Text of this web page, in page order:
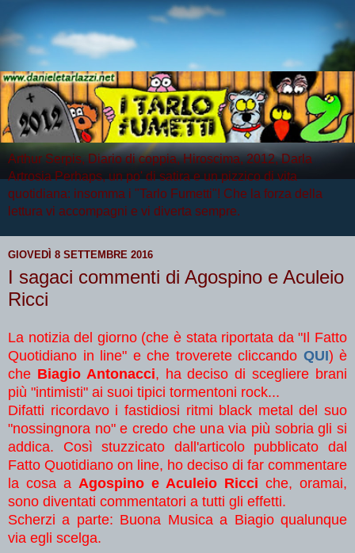
Arthur Serpis, Diario di coppia, Hiroscima, 2012, Darla
Artrosia Perhaps, un po' di satira e un pizzico di vita
quotidiana: insomma i "Tarlo Fumetti"! Che la forza della
lettura vi accompagni e vi diverta sempre.
GIOVEDÌ 8 SETTEMBRE 2016
I sagaci commenti di Agospino e Aculeio
Ricci
La notizia del giorno (che è stata riportata da "Il Fatto
Quotidiano in line" e che troverete cliccando QUI) è
che Biagio Antonacci, ha deciso di scegliere brani
più "intimisti" ai suoi tipici tormentoni rock...
Difatti ricordavo i fastidiosi ritmi black metal del suo
"nossingnora no" e credo che una via più sobria gli si
addica. Così stuzzicato dall'articolo pubblicato dal
Fatto Quotidiano on line, ho deciso di far commentare
la cosa a Agospino e Aculeio Ricci che, oramai,
sono diventati commentatori a tutti gli effetti.
Scherzi a parte: Buona Musica a Biagio qualunque
via egli scelga.